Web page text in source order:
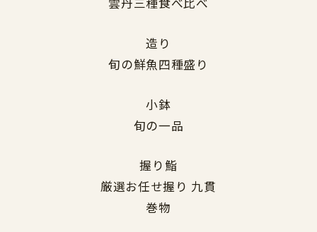
造り
旬の鮮魚四種盛り
小鉢
旬の一品
握り鮨
厳選お任せ握り 九貫
巻物